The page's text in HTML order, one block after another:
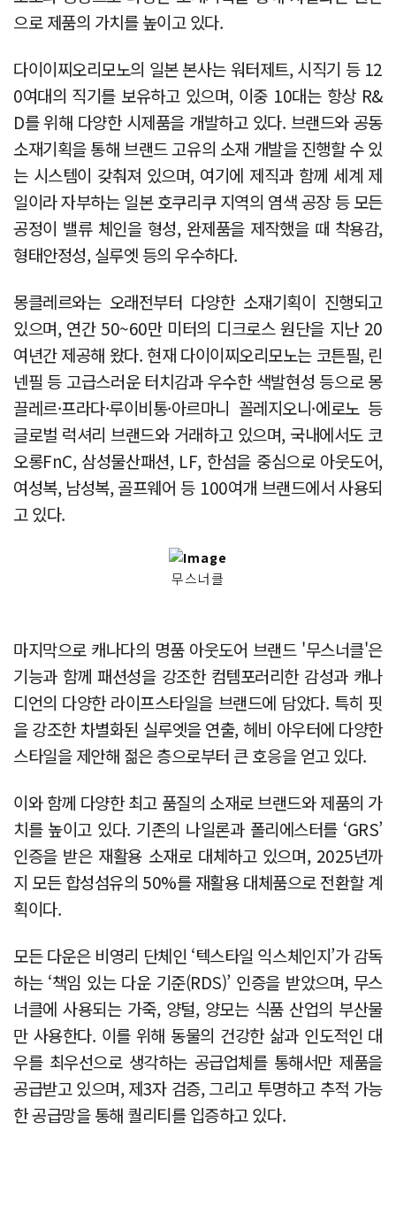
으로 제품의 가치를 높이고 있다.
다이이찌오리모노의 일본 본사는 워터제트, 시직기 등 12
0여대의 직기를 보유하고 있으며, 이중 10대는 항상 R&
D를 위해 다양한 시제품을 개발하고 있다. 브랜드와 공동
소재기획을 통해 브랜드 고유의 소재 개발을 진행할 수 있
는 시스템이 갖춰져 있으며, 여기에 제직과 함께 세계 제
일이라 자부하는 일본 호쿠리쿠 지역의 염색 공장 등 모든
공정이 밸류 체인을 형성, 완제품을 제작했을 때 착용감,
형태안정성, 실루엣 등의 우수하다.
몽클레르와는 오래전부터 다양한 소재기획이 진행되고
있으며, 연간 50~60만 미터의 디크로스 원단을 지난 20
여년간 제공해 왔다. 현재 다이이찌오리모노는 코튼필, 린
넨필 등 고급스러운 터치감과 우수한 색발현성 등으로 몽
끌레르·프라다·루이비통·아르마니 꼴레지오니·에로노 등
글로벌 럭셔리 브랜드와 거래하고 있으며, 국내에서도 코
오롱FnC, 삼성물산패션, LF, 한섬을 중심으로 아웃도어,
여성복, 남성복, 골프웨어 등 100여개 브랜드에서 사용되
고 있다.
무스너클
마지막으로 캐나다의 명품 아웃도어 브랜드 '무스너클'은
기능과 함께 패션성을 강조한 컴템포러리한 감성과 캐나
디언의 다양한 라이프스타일을 브랜드에 담았다. 특히 핏
을 강조한 차별화된 실루엣을 연출, 헤비 아우터에 다양한
스타일을 제안해 젊은 층으로부터 큰 호응을 얻고 있다.
이와 함께 다양한 최고 품질의 소재로 브랜드와 제품의 가
치를 높이고 있다. 기존의 나일론과 폴리에스터를 ‘GRS’
인증을 받은 재활용 소재로 대체하고 있으며, 2025년까
지 모든 합성섬유의 50%를 재활용 대체품으로 전환할 계
획이다.
모든 다운은 비영리 단체인 ‘텍스타일 익스체인지’가 감독
하는 ‘책임 있는 다운 기준(RDS)’ 인증을 받았으며, 무스
너클에 사용되는 가죽, 양털, 양모는 식품 산업의 부산물
만 사용한다. 이를 위해 동물의 건강한 삶과 인도적인 대
우를 최우선으로 생각하는 공급업체를 통해서만 제품을
공급받고 있으며, 제3자 검증, 그리고 투명하고 추적 가능
한 공급망을 통해 퀄리티를 입증하고 있다.